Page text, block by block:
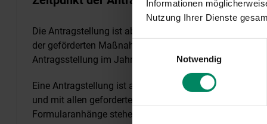
Informationen
Nutzung Ihrer Dienste
Einwilligungsauswahl
Notwendig
Die Antragstellung ist ab 09.02.2021 möglich. Die
der geförderten Maßnahmen müssen zwischen dem
Antragsstellung im Jahr 2021) bzw. dem 30.09.2024
Eine Antragstellung ist ausschließlich online möglich.
und mit allen geforderten Beilagen abzuschließen. Die
Formularanhänge stehen auf dieser Webseite zum